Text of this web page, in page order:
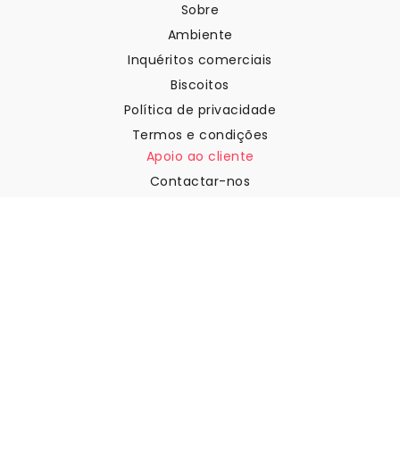
Sobre
Ambiente
Inquéritos comerciais
Biscoitos
Política de privacidade
Termos e condições
Apoio ao cliente
Contactar-nos